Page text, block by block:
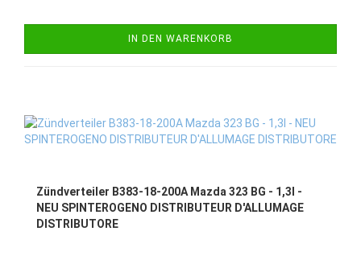
IN DEN WARENKORB
Zündverteiler B383-18-200A Mazda 323 BG - 1,3l -
NEU SPINTEROGENO DISTRIBUTEUR D'ALLUMAGE
DISTRIBUTORE